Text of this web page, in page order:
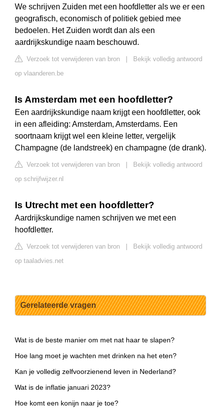
We schrijven Zuiden met een hoofdletter als we er een
geografisch, economisch of politiek gebied mee
bedoelen. Het Zuiden wordt dan als een
aardrijkskundige naam beschouwd.
Verzoek tot verwijderen van bron
Bekijk volledig antwoord
op vlaanderen.be
Is Amsterdam met een hoofdletter?
Een aardrijkskundige naam krijgt een hoofdletter, ook
in een afleiding: Amsterdam, Amsterdams. Een
soortnaam krijgt wel een kleine letter, vergelijk
Champagne (de landstreek) en champagne (de drank).
Verzoek tot verwijderen van bron
Bekijk volledig antwoord
op schrijfwijzer.nl
Is Utrecht met een hoofdletter?
Aardrijkskundige namen schrijven we met een
hoofdletter.
Verzoek tot verwijderen van bron
Bekijk volledig antwoord
op taaladvies.net
Gerelateerde vragen
Wat is de beste manier om met nat haar te slapen?
Hoe lang moet je wachten met drinken na het eten?
Kan je volledig zelfvoorzienend leven in Nederland?
Wat is de inflatie januari 2023?
Hoe komt een konijn naar je toe?